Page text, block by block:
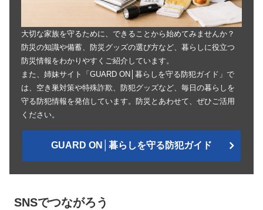
大切な家族を守るために、できることから始めてみませんか？
防災の知識や備蓄、防災グッズの選び方など、暮らしに役立つ
防災情報をわかりやすくご紹介しています。
また、姉妹サイト「GUARD ON│暮らしを守る防犯ガイド」で
は、空き巣対策や特殊詐欺、防犯グッズなど、毎日の暮らしを
守る防犯情報を発信しています。防災とあわせて、ぜひご活用
ください。
GUARD ON│暮らしを守る防犯ガイド
SNSでつながろう